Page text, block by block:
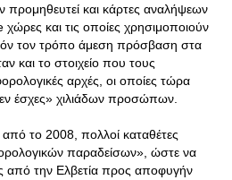
προμηθευτεί και κάρτες αναλήψεων
και τις οποίες χρησιμοποιούν
τον τρόπο άμεση πρόσβαση στα
και το στοιχείο που τους
αρχές, οι οποίες τώρα
έσχες» χιλιάδων προσώπων.
το 2008, πολλοί καταθέτες
παραδείσων», ώστε να
από την Ελβετία προς αποφυγήν